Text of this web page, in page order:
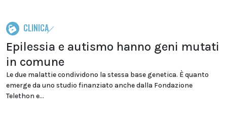
CLINICA
Epilessia e autismo hanno geni mutati
in comune
Le due malattie condividono la stessa base genetica. È quanto
emerge da uno studio finanziato anche dalla Fondazione
Telethon e...